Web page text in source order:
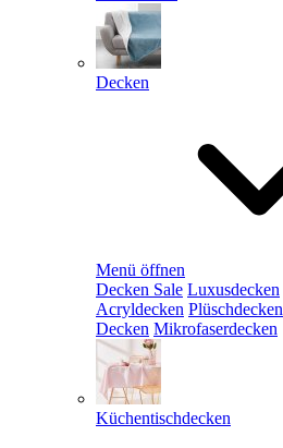
Decken
Menü öffnen
Decken Sale Luxusdecken
Acryldecken Plüschdecken
Decken Mikrofaserdecken
Küchentischdecken